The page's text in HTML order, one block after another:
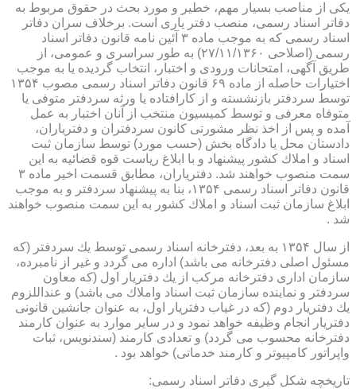
یكی از مناصب بسیار مهم، خطیر و مورد بحث در حقوق مربوط به
دفاتر اسناد رسمی، منصب دفتر یاری است. برخلاف سران دفاتر
اسناد رسمی كه به موجب ماده ۳ آئین نامه قانون دفاتر اسناد
رسمی (اصلاحی ۲۷/۱۱/۱۳۶۰) به طور سراسری و عمومی، از
طریق آگهی، امتحانات ورودی و اختبار، انتخاب گردیده یا به موجب
اختیارات حاصله از ماده ۶۹ قانون دفاتر اسناد رسمی مصوب ۱۳۵۴
توسط سردفتر بازنشسته و از كارافتاده یا ورثه سردفتر متوفی یا
متوفاه معرفی و توسط كمیسیون منتخب از آنان اختبار به عمل
آمده و پس از اخذ نظر مشورتی كانون سردفتران و دفتریاران،
دادستان محل یا دادگاه بخش (حسب مورد) توسط سازمان ثبت
اسناد و املاك كشور پیشنهاد و با ابلاغ ریاست قوه قضائیه به این
سمت منصوب خواهند شد. دفتریاران، مطابق قسمت اخیر ماده ۳
قانون دفاتر اسناد رسمی ۱۳۵۴، بنا به پیشنهاد سردفتر و به موجب
ابلاغ سازمان ثبت اسناد و املاك كشور به این سمت منصوب خواهند
شد .
از سال ۱۳۵۴ به بعد، دفترخانه اسناد رسمی توسط یك سردفتر (كه
مسئول اصلی دفترخانه می باشد) اداره می گردد و غیر از نامبرده،
سازمان اداری دفترخانه مركب از یك دفتریار اول (كه معاون
سردفتر و نماینده سازمان ثبت اسناد واملاك می باشد) و عنداللزوم
یك دفتریار دوم (كه در غیاب دفتریار اول، به عنوان جانشین قانونی
دفتریار انجام وظیفه خواهد نمود و در سایر موارد به عنوان كارمند
دفترخانه محسوب می گردد) و تعدادی كارمند (سندنویس، ثبات
واپراتور كامپیوتر و كارمند خدماتی) خواهد بود .
تاریخچه شكل گیری دفاتر اسناد رسمی: